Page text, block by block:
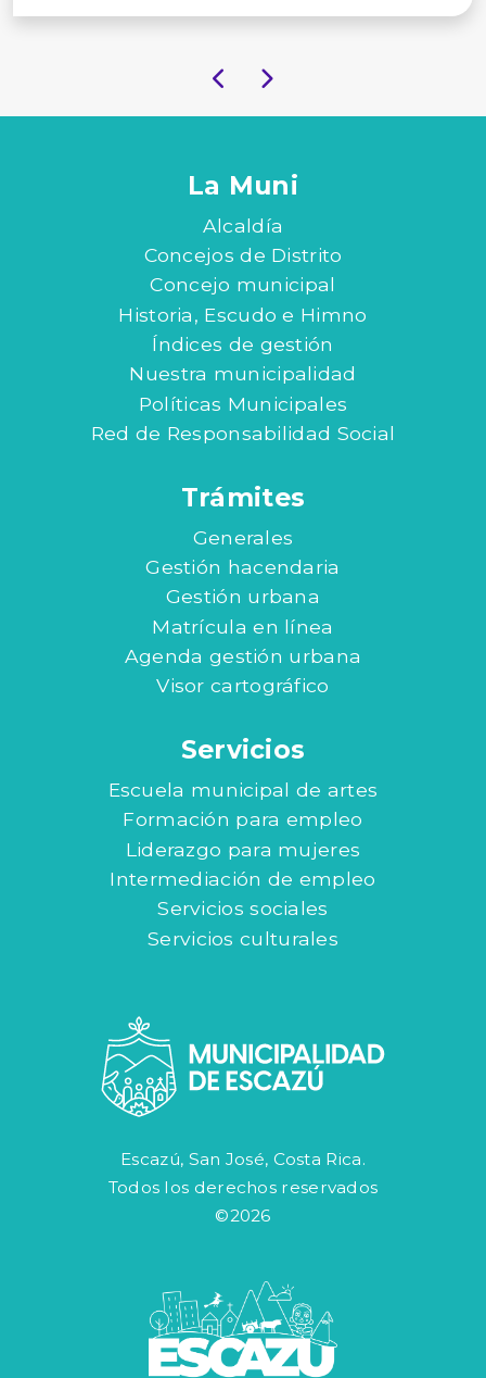
La Muni
Alcaldía
Concejos de Distrito
Concejo municipal
Historia, Escudo e Himno
Índices de gestión
Nuestra municipalidad
Políticas Municipales
Red de Responsabilidad Social
Trámites
Generales
Gestión hacendaria
Gestión urbana
Matrícula en línea
Agenda gestión urbana
Visor cartográfico
Servicios
Escuela municipal de artes
Formación para empleo
Liderazgo para mujeres
Intermediación de empleo
Servicios sociales
Servicios culturales
Escazú, San José, Costa Rica.
Todos los derechos reservados
©2026